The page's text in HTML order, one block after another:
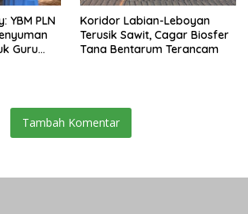
YBM PLN
Guru
Koridor Labian-Leboyan
Terusik Sawit, Cagar Biosfer
Tana Bentarum Terancam
Tambah Komentar